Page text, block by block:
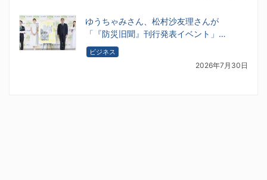
ゆうちゃみさん、松村沙友理さんが
「『防災旧聞』刊行発表イベント」…
ビジネス
2026年7月30日